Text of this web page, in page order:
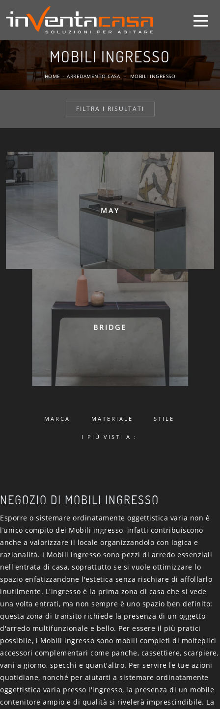
MOBILI INGRESSO
HOME - ARREDAMENTO CASA - MOBILI INGRESSO
FILTRA I RISULTATI
MAY
BRIDGE
MARCA MATERIALE STILE
I PIÙ VISTI A :
NEGOZIO DI MOBILI INGRESSO
Esporre o sistemare ordinatamente oggettistica varia non è
l’unico compito dei Mobili ingresso, infatti contribuiscono
anche a valorizzare il locale organizzandolo con logica e
razionalità. I Mobili ingresso sono pezzi di arredo essenziali
nell'entrata di casa, soprattutto se si vuole ottimizzare lo
spazio enfatizzandone l'estetica senza rischiare di affollarlo
inutilmente. L'ingresso è la prima zona di casa che si vede
una volta entrati, ma non sempre è uno spazio ben definito:
questa zona di transito richiede la presenza di un oggetto
d'arredo multifunzionale e bello. Per essere il più pratici
possibile, i Mobili ingresso sono mobili completi di molteplici
accessori complementari come panche, cassettiere, scarpiere,
vani a giorno, specchi e quant'altro. Per servire le tue azioni
quotidiane, nonché per aiutarti a sistemare ordinatamente
oggettistica varia presso l'ingresso, la presenza di un mobile
contenitore ampio e di qualità si rivelerà imprescindibile. La